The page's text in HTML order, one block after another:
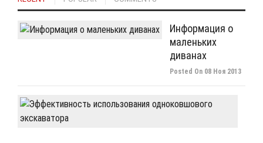
Информация о
маленьких
диванах
Posted On 08 Ноя 2013